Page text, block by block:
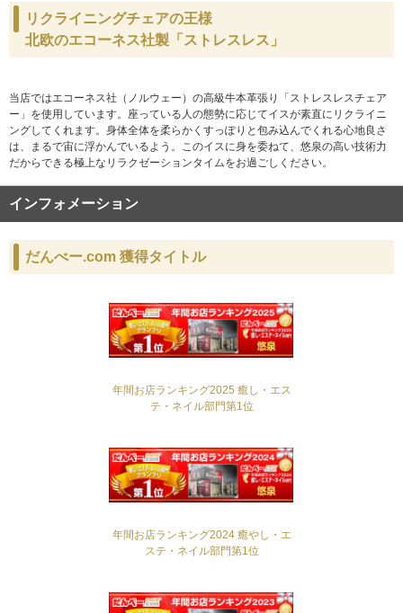
リクライニングチェアの王様
北欧のエコーネス社製「ストレスレス」
当店ではエコーネス社（ノルウェー）の高級牛本革張り「ストレスレスチェア
ー」を使用しています。座っている人の態勢に応じてイスが素直にリクライニ
ングしてくれます。身体全体を柔らかくすっぽりと包み込んでくれる心地良さ
は、まるで宙に浮かんでいるよう。このイスに身を委ねて、悠泉の高い技術力
だからできる極上なリラクゼーションタイムをお過ごしください。
インフォメーション
だんべー.com 獲得タイトル
年間お店ランキング2025 癒し・エス
テ・ネイル部門第1位
年間お店ランキング2024 癒やし・エ
ステ・ネイル部門第1位